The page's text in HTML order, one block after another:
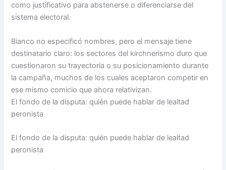
como justificativo para abstenerse o diferenciarse del
sistema electoral.
Bianco no especificó nombres, pero el mensaje tiene
destinatario claro: los sectores del kirchnerismo duro que
cuestionaron su trayectoria o su posicionamiento durante
la campaña, muchos de los cuales aceptaron competir en
ese mismo comicio que ahora relativizan.
El fondo de la disputa: quién puede hablar de lealtad
peronista
El fondo de la disputa: quién puede hablar de lealtad
peronista